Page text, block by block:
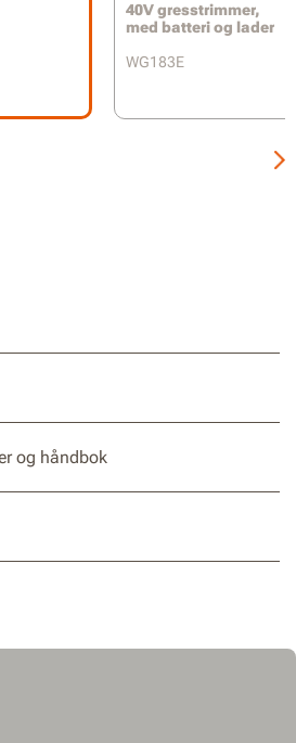
bruk med
Maks.) batterier
40V gresstrimmer,
med batteri og lader
WG183E
og håndbok